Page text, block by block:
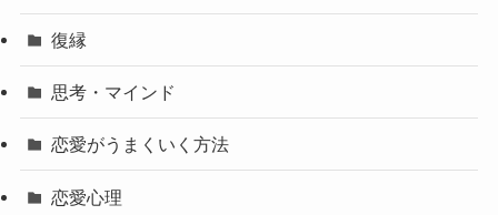
復縁
思考・マインド
恋愛がうまくいく方法
恋愛心理